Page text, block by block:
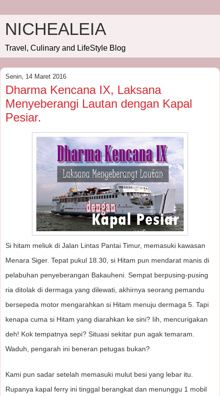
NICHEALEIA
Travel, Culinary and LifeStyle Blog
Senin, 14 Maret 2016
Dharma Kencana IX, Laksana
Menyeberangi Lautan dengan Kapal
Pesiar.
Si hitam meliuk di Jalan Lintas Pantai Timur, memasuki kawasan
Menara Siger. Tepat pukul 18.30, si Hitam pun mendarat manis di
pelabuhan penyeberangan Bakauheni. Sempat berpusing-pusing
ria ditolak di dermaga yang dilewati, akhirnya seorang pemandu
bersepeda motor mengarahkan si Hitam menuju dermaga 5. Tapi
kenapa cuma si Hitam yang diarahkan ke sini? Iih, mencurigakan
deh! Kok tempatnya sepi? Situasi sekitar pun agak temaram.
Waduh, pengarah ini beneran petugas bukan?
Kami pun sadar setelah memasuki mulut besi yang lebar itu.
Rupanya kapal ferry ini tinggal berangkat dan menunggu 1 mobil